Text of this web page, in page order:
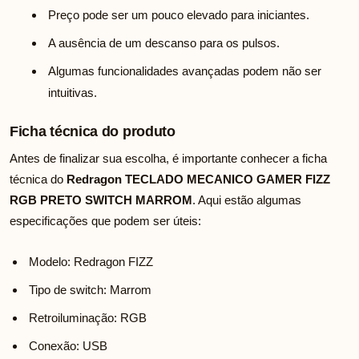
Preço pode ser um pouco elevado para iniciantes.
A ausência de um descanso para os pulsos.
Algumas funcionalidades avançadas podem não ser
intuitivas.
Ficha técnica do produto
Antes de finalizar sua escolha, é importante conhecer a ficha
técnica do Redragon TECLADO MECANICO GAMER FIZZ
RGB PRETO SWITCH MARROM. Aqui estão algumas
especificações que podem ser úteis:
Modelo: Redragon FIZZ
Tipo de switch: Marrom
Retroiluminação: RGB
Conexão: USB